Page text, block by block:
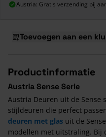
Austria: Gratis verzending bij
Toevoegen aan een
Productinformatie
Austria Sense Serie
Austria Deuren uit de Sense
stijldeuren die perfect
deuren met glas uit de
modellen met uitstraling. Bij